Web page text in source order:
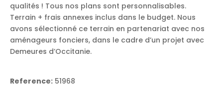
qualités ! Tous nos plans sont personnalisables.
Terrain + frais annexes inclus dans le budget. Nous
avons sélectionné ce terrain en partenariat avec nos
aménageurs fonciers, dans le cadre d’un projet avec
Demeures d’Occitanie.
Reference: 51968